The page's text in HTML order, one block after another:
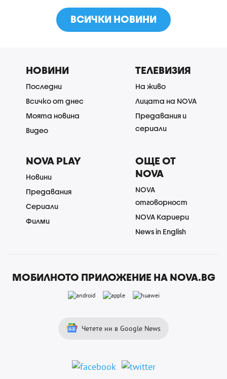
ВСИЧКИ НОВИНИ
НОВИНИ
Последни
Всичко от днес
Моята новина
Видео
ТЕЛЕВИЗИЯ
На живо
Лицата на NOVA
Предавания и
сериали
NOVA PLAY
Новини
Предавания
Сериали
Филми
ОЩЕ ОТ
NOVA
NOVA
отговорност
NOVA Кариери
News in English
МОБИЛНОТО ПРИЛОЖЕНИЕ НА NOVA.BG
Четете ни в Google News